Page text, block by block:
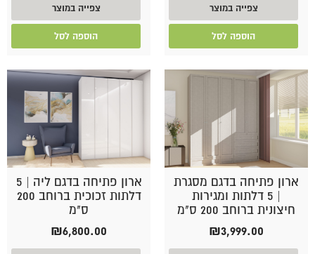
צפייה במוצר
הוספה לסל
צפייה במוצר
הוספה לסל
ארון פתיחה בדגם מסגרת
| 5 דלתות ומגירות
חיצונית ברוחב 200 ס"מ
₪3,999.00
ארון פתיחה בדגם ליה | 5
דלתות זכוכית ברוחב 200
ס"מ
₪6,800.00